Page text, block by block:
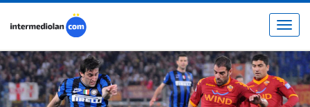
Toggle